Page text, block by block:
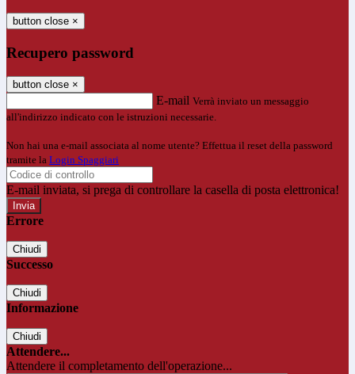
button close ×
Recupero password
button close ×
E-mail Verrà inviato un messaggio
all'indirizzo indicato con le istruzioni necessarie.
Non hai una e-mail associata al nome utente? Effettua il reset della password
tramite la Login Spaggiari
E-mail inviata, si prega di controllare la casella di posta elettronica!
Errore
Chiudi
Successo
Chiudi
Informazione
Chiudi
Attendere...
Attendere il completamento dell'operazione...